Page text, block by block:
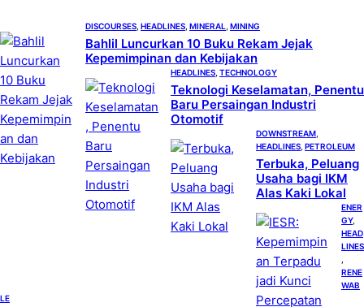
DISCOURSES HEADLINES MINERAL MINING
Bahlil Luncurkan 10 Buku Rekam Jejak
Kepemimpinan dan Kebijakan
HEADLINES TECHNOLOGY
Teknologi Keselamatan, Penentu
Baru Persaingan Industri
Otomotif
DOWNSTREAM
HEADLINES PETROLEUM
Terbuka, Peluang
Usaha bagi IKM
Alas Kaki Lokal
ENER
GY
HEAD
LINES
RENE
WAB
LE